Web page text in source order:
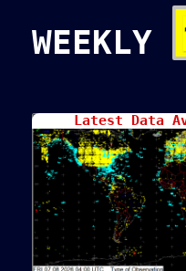
WEEKLY
Latest Data